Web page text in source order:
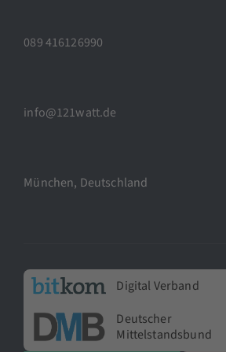
089 416126990
info@121watt.de
München, Deutschland
Digital Verband
Deutscher
Mittelstandsbund